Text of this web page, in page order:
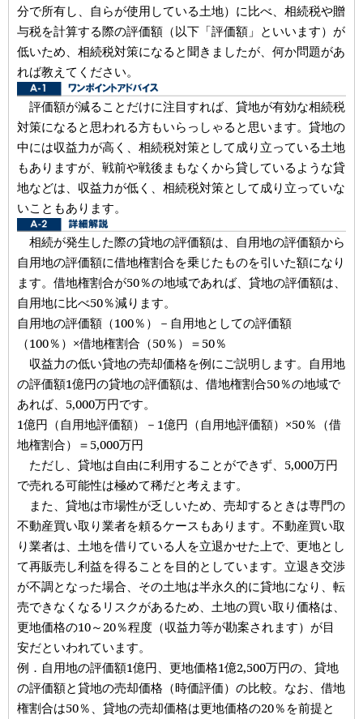
分で所有し、自らが使用している土地）に比べ、相続税や贈
与税を計算する際の評価額（以下「評価額」といいます）が
低いため、相続税対策になると聞きましたが、何か問題があ
れば教えてください。
評価額が減ることだけに注目すれば、貸地が有効な相続税
対策になると思われる方もいらっしゃると思います。貸地の
中には収益力が高く、相続税対策として成り立っている土地
もありますが、戦前や戦後まもなくから貸しているような貸
地などは、収益力が低く、相続税対策として成り立っていな
いこともあります。
相続が発生した際の貸地の評価額は、自用地の評価額から
自用地の評価額に借地権割合を乗じたものを引いた額になり
ます。借地権割合が50％の地域であれば、貸地の評価額は、
自用地に比べ50％減ります。
自用地の評価額（100％）－自用地としての評価額
（100％）×借地権割合（50％）＝50％
収益力の低い貸地の売却価格を例にご説明します。自用地
の評価額1億円の貸地の評価額は、借地権割合50％の地域で
あれば、5,000万円です。
1億円（自用地評価額）－1億円（自用地評価額）×50％（借
地権割合）＝5,000万円
ただし、貸地は自由に利用することができず、5,000万円
で売れる可能性は極めて稀だと考えます。
また、貸地は市場性が乏しいため、売却するときは専門の
不動産買い取り業者を頼るケースもあります。不動産買い取
り業者は、土地を借りている人を立退かせた上で、更地とし
て再販売し利益を得ることを目的としています。立退き交渉
が不調となった場合、その土地は半永久的に貸地になり、転
売できなくなるリスクがあるため、土地の買い取り価格は、
更地価格の10～20％程度（収益力等が勘案されます）が目
安だといわれています。
例．自用地の評価額1億円、更地価格1億2,500万円の、貸地
の評価額と貸地の売却価格（時価評価）の比較。なお、借地
権割合は50％、貸地の売却価格は更地価格の20％を前提と